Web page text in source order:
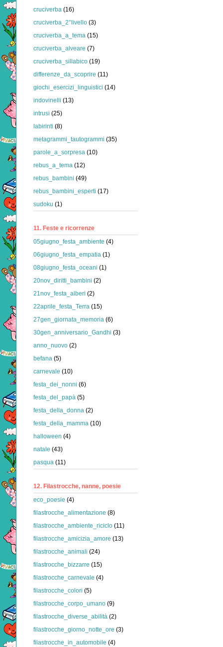
cruciverba (16)
cruciverba_2°livello (3)
cruciverba_a_tema (15)
cruciverba_alveare (7)
cruciverba_sillabico (19)
differenze_da_scoprire (11)
giochi_esercizi_linguistici (14)
indovinelli (13)
intrusi (25)
labirinti (8)
metagrammi_tautogrammi (35)
parole_a_sorpresa (10)
rebus_a_tema (12)
rebus_bambini (49)
rebus_bambini_esperti (17)
sudoku (1)
11. Feste e ricorrenze
05giugno_festa_ambiente (4)
06giugno_festa_empatia (1)
08giugno_festa_oceani (1)
20nov_diritti_bambini (2)
21nov_festa_alberi (2)
22aprile_festa_Terra (15)
27gen_giornata_memoria (6)
30gen_anniversario_Gandhi (3)
anno_nuovo (2)
befana (5)
carnevale (10)
festa_dei_nonni (6)
festa_del_papà (5)
festa_della_donna (2)
festa_della_mamma (10)
halloween (4)
natale (43)
pasqua (11)
12. Filastrocche, nanne, poesie
eco_poesie (4)
filastrocche_alimentazione (8)
filastrocche_ambiente_riciclo (11)
filastrocche_amicizia_amore (13)
filastrocche_animali (24)
filastrocche_bizzarre (15)
filastrocche_carnevale (4)
filastrocche_colori (5)
filastrocche_corpo_umano (9)
filastrocche_diverse_abilità (2)
filastrocche_giorno_notte_ore (3)
filastrocche_in_automobile (4)